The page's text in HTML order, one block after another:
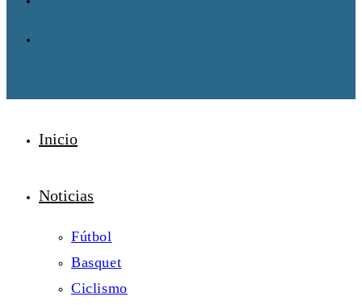
Inicio
Noticias
Fútbol
Basquet
Ciclismo